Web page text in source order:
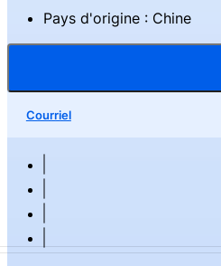
Pays d'origine : Chine
Courriel